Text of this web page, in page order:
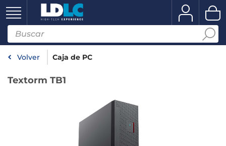
Volver Caja de PC
Textorm TB1